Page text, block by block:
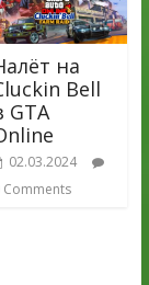
на
Bell
GTA
02.03.2024
Comments